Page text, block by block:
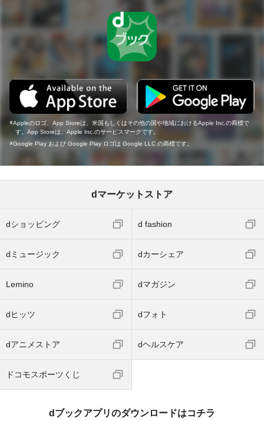
Appleのロゴ、App Storeは、米国もしくはその他の国や地域におけるApple Inc.の商標で
す。App Storeは、Apple Inc.のサービスマークです。
Google Play および Google Play ロゴは Google LLC の商標です。
dマーケットストア
dショッピング d fashion
dミュージック dカーシェア
Lemino dマガジン
dヒッツ dフォト
dアニメストア dヘルスケア
ドコモスポーツくじ
dブックアプリのダウンロードはコチラ